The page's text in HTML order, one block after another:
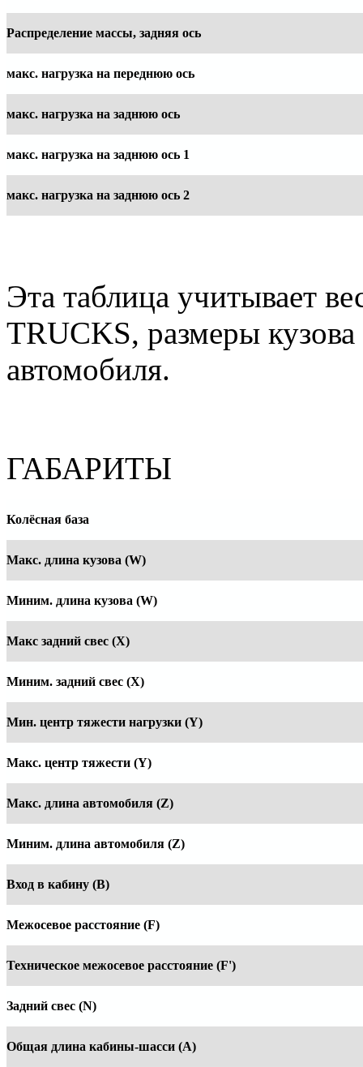
Распределение массы, задняя ось
макс. нагрузка на переднюю ось
макс. нагрузка на заднюю ось
макс. нагрузка на заднюю ось 1
макс. нагрузка на заднюю ось 2
Эта таблица учитывает
TRUCKS, размеры кузова
автомобиля.
ГАБАРИТЫ
Колёсная база
Макс. длина кузова (W)
Миним. длина кузова (W)
Макс задний свес (X)
Миним. задний свес (X)
Мин. центр тяжести нагрузки (Y)
Макс. центр тяжести (Y)
Макс. длина автомобиля (Z)
Миним. длина автомобиля (Z)
Вход в кабину (B)
Межосевое расстояние (F)
Техническое межосевое расстояние (F')
Задний свес (N)
Общая длина кабины-шасси (А)